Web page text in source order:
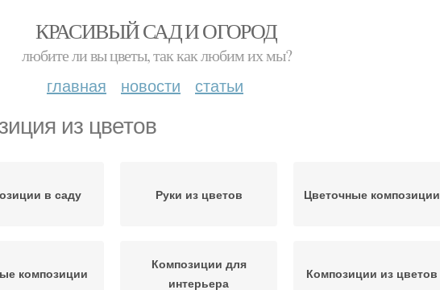
КРАСИВЫЙ САД И ОГОРОД
любите ли вы цветы, так как любим их мы?
главная новости статьи
из цветов
в саду Руки из цветов Цветочные композиции
композиции
Композиции для
интерьера
Композиции из цветов